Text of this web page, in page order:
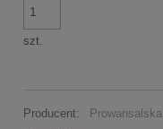
szt.
Producent:
Prowansalska